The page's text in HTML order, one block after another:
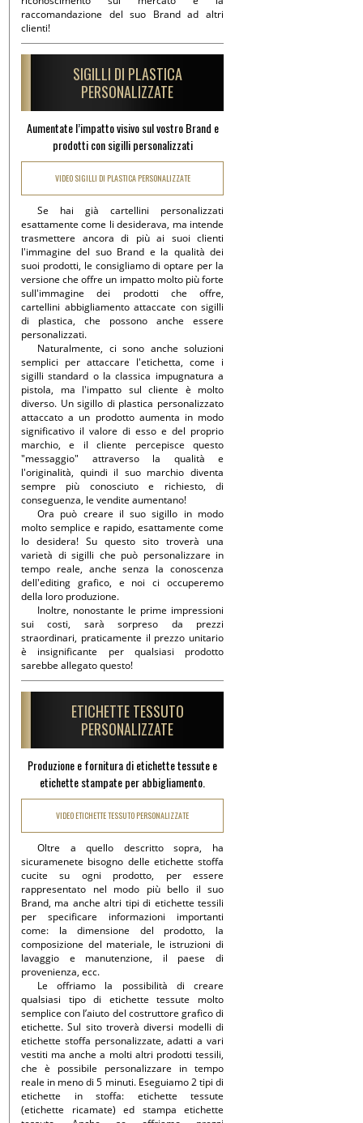
raccomandazione del suo Brand ad altri
clienti!
SIGILLI DI PLASTICA
PERSONALIZZATE
Aumentate l’impatto visivo sul vostro Brand e
prodotti con sigilli personalizzati
VIDEO SIGILLI DI PLASTICA PERSONALIZZATE
Se hai già cartellini personalizzati
esattamente come li desiderava, ma intende
trasmettere ancora di più ai suoi clienti
l'immagine del suo Brand e la qualità dei
suoi prodotti, le consigliamo di optare per la
versione che offre un impatto molto più forte
sull'immagine dei prodotti che offre,
cartellini abbigliamento attaccate con sigilli
di plastica, che possono anche essere
personalizzati.
Naturalmente, ci sono anche soluzioni
semplici per attaccare l'etichetta, come i
sigilli standard o la classica impugnatura a
pistola, ma l'impatto sul cliente è molto
diverso. Un sigillo di plastica personalizzato
attaccato a un prodotto aumenta in modo
significativo il valore di esso e del proprio
marchio, e il cliente percepisce questo
"messaggio" attraverso la qualità e
l'originalità, quindi il suo marchio diventa
sempre più conosciuto e richiesto, di
conseguenza, le vendite aumentano!
Ora può creare il suo sigillo in modo
molto semplice e rapido, esattamente come
lo desidera! Su questo sito troverà una
varietà di sigilli che può personalizzare in
tempo reale, anche senza la conoscenza
dell'editing grafico, e noi ci occuperemo
della loro produzione.
Inoltre, nonostante le prime impressioni
sui costi, sarà sorpreso da prezzi
straordinari, praticamente il prezzo unitario
è insignificante per qualsiasi prodotto
sarebbe allegato questo!
ETICHETTE TESSUTO
PERSONALIZZATE
Produzione e fornitura di etichette tessute e
etichette stampate per abbigliamento.
VIDEO ETICHETTE TESSUTO PERSONALIZZATE
Oltre a quello descritto sopra, ha
sicuramenete bisogno delle etichette stoffa
cucite su ogni prodotto, per essere
rappresentato nel modo più bello il suo
Brand, ma anche altri tipi di etichette tessili
per specificare informazioni importanti
come: la dimensione del prodotto, la
composizione del materiale, le istruzioni di
lavaggio e manutenzione, il paese di
provenienza, ecc.
Le offriamo la possibilità di creare
qualsiasi tipo di etichette tessute molto
semplice con l’aiuto del costruttore grafico di
etichette. Sul sito troverà diversi modelli di
etichette stoffa personalizzate, adatti a vari
vestiti ma anche a molti altri prodotti tessili,
che è possibile personalizzare in tempo
reale in meno di 5 minuti. Eseguiamo 2 tipi di
etichette in stoffa: etichette tessute
(etichette ricamate) ed stampa etichette